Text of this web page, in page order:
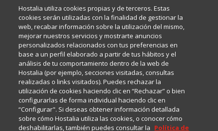
Internet y Tecnología.
Política de privacidad
Política de cookies
Aviso legal
Hostalia utiliza cookies propias y de terceros. Estas
cookies serán utilizadas con la finalidad de gestionar la
web, recabar información sobre la utilización del mismo,
mejorar nuestros servicios y mostrarte anuncios
personalizados relacionados con tus preferencias en
base a un perfil elaborado a partir de tus hábitos y el
análisis de tu comportamiento dentro de la web de
Hostalia (por ejemplo, secciones visitadas, consultas
realizadas o links visitados). Puedes rechazar la
utilización de cookies haciendo clic en “Rechazar” o bien
configurarlas de forma individual haciendo clic en
“Configurar". Si deseas obtener información detallada
sobre cómo Hostalia utiliza las cookies, o conocer cómo
deshabilitarlas, también puedes consultar la Política de